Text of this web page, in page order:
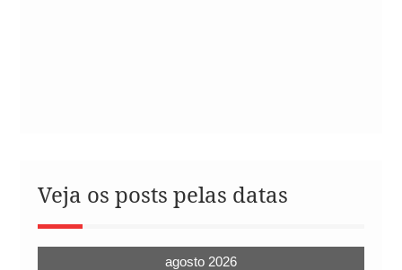
Veja os posts pelas datas
agosto 2026